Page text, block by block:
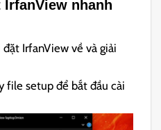
nhanh
IrfanView về và giải
file setup để bắt đầu cài